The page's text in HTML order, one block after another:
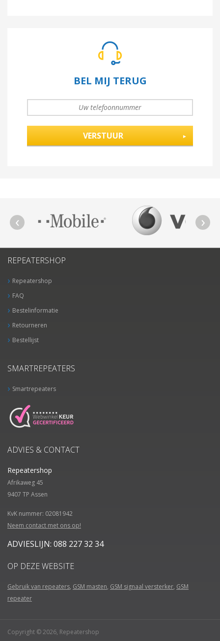
BEL MIJ TERUG
UW TELEFOONNUMMER*
REPEATERSHOP
Repeatershop
FAQ
Bestelinformatie
Retourneren
Bestellijst
SMARTREPEATERS
Smartrepeaters
ADVIES & CONTACT
Repeatershop
Afrikaweg 45
9407 TP Assen
KvK nummer: 02081942
Neem contact met ons op!
ADVIESLIJN: 088 227 32 34
OP DEZE WEBSITE
Gebruik van repeaters, GSM masten, GSM signaal versterker, GSM
repeater
Copyright © 2026, Repeatershop